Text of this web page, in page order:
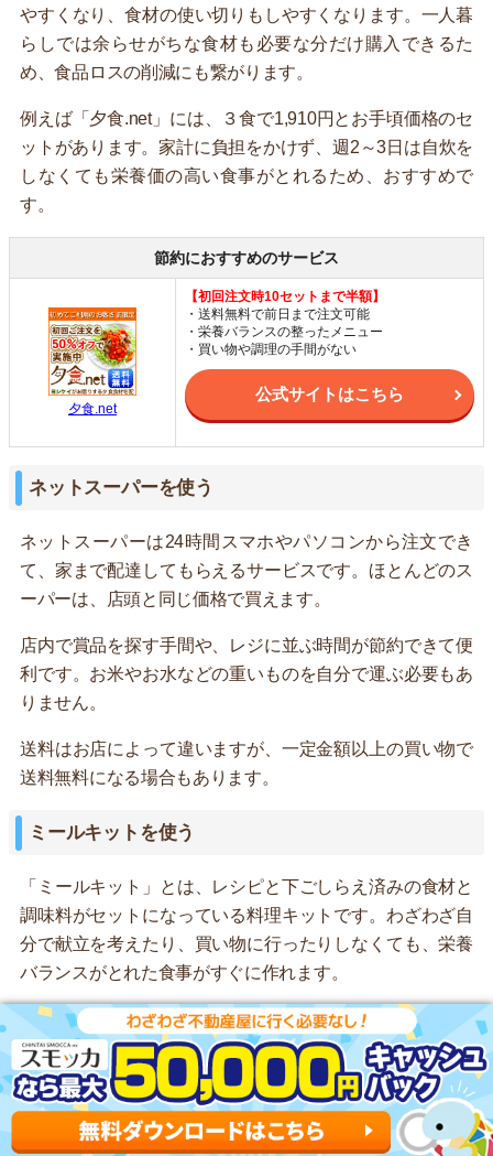
やすくなり、食材の使い切りもしやすくなります。一人暮
らしでは余らせがちな食材も必要な分だけ購入できるた
め、食品ロスの削減にも繋がります。
例えば「夕食.net」には、３食で1,910円とお手頃価格のセ
ットがあります。家計に負担をかけず、週2～3日は自炊を
しなくても栄養価の高い食事がとれるため、おすすめで
す。
節約におすすめのサービス
夕食.net
【初回注文時10セットまで半額】
・送料無料で前日まで注文可能
・栄養バランスの整ったメニュー
・買い物や調理の手間がない
公式サイトはこちら
ネットスーパーを使う
ネットスーパーは24時間スマホやパソコンから注文でき
て、家まで配達してもらえるサービスです。ほとんどのス
ーパーは、店頭と同じ価格で買えます。
店内で賞品を探す手間や、レジに並ぶ時間が節約できて便
利です。お米やお水などの重いものを自分で運ぶ必要もあ
りません。
送料はお店によって違いますが、一定金額以上の買い物で
送料無料になる場合もあります。
ミールキットを使う
「ミールキット」とは、レシピと下ごしらえ済みの食材と
調味料がセットになっている料理キットです。わざわざ自
分で献立を考えたり、買い物に行ったりしなくても、栄養
バランスがとれた食事がすぐに作れます。
1食あたり600円前後なので、外食よりも安く健康的な食事
ができます。レシピも簡単なので、料理初心者にもおすす
めです。また、調理に必要な分だけ食材が届くので、食品
ロスも防げます。